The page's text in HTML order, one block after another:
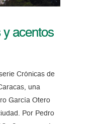
y acentos
Crónicas de
una
García Otero
Por Pedro